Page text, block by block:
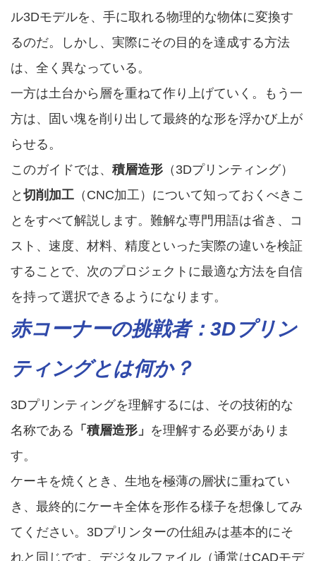
ル3Dモデルを、手に取れる物理的な物体に変換す
るのだ。しかし、実際にその目的を達成する方法
は、全く異なっている。
一方は土台から層を重ねて作り上げていく。もう一
方は、固い塊を削り出して最終的な形を浮かび上が
らせる。
このガイドでは、 積層造形 （3Dプリンティング）
と 切削加工 （CNC加工）について知っておくべきこ
とをすべて解説します。難解な専門用語は省き、コ
スト、速度、材料、精度といった実際の違いを検証
することで、次のプロジェクトに最適な方法を自信
を持って選択できるようになります。
赤コーナーの挑戦者：3Dプリン
ティングとは何か？
3Dプリンティングを理解するには、その技術的な
名称である 「積層造形」 を理解する必要がありま
す。
ケーキを焼くとき、生地を極薄の層状に重ねてい
き、最終的にケーキ全体を形作る様子を想像してみ
てください。3Dプリンターの仕組みは基本的にそ
れと同じです。デジタルファイル（通常はCADモデ